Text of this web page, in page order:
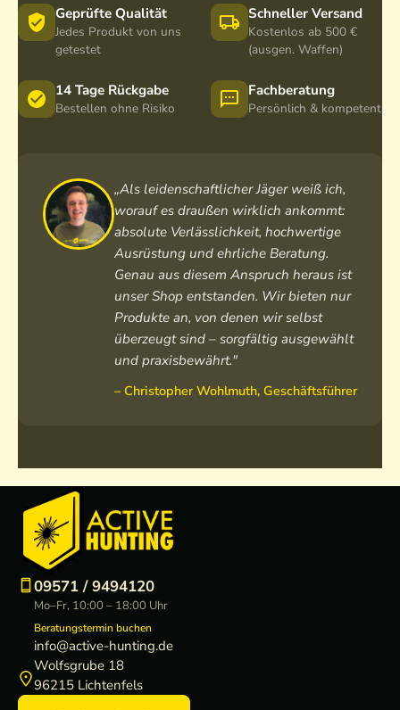
Geprüfte Qualität
Jedes Produkt von uns
getestet
Schneller Versand
Kostenlos ab 500 €
(ausgen. Waffen)
14 Tage Rückgabe
Bestellen ohne Risiko
Fachberatung
Persönlich & kompetent
„Als leidenschaftlicher Jäger weiß ich,
worauf es draußen wirklich ankommt:
absolute Verlässlichkeit, hochwertige
Ausrüstung und ehrliche Beratung.
Genau aus diesem Anspruch heraus ist
unser Shop entstanden. Wir bieten nur
Produkte an, von denen wir selbst
überzeugt sind – sorgfältig ausgewählt
und praxisbewährt."
– Christopher Wohlmuth, Geschäftsführer
09571 / 9494120
Mo–Fr, 10:00 – 18:00 Uhr
Beratungstermin buchen
info@active-hunting.de
Wolfsgrube 18
96215 Lichtenfels